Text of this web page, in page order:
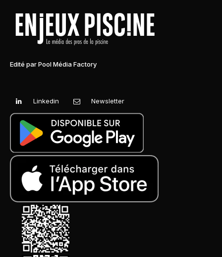
Edité par Pool Média Factory
Linkedin Newsletter